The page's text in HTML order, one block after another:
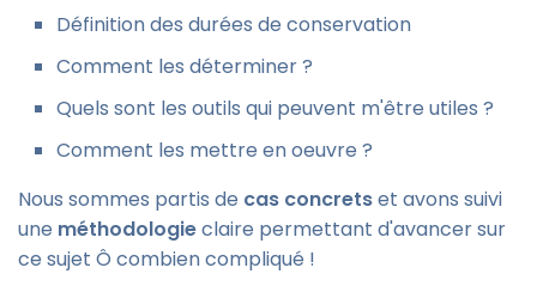
Définition des durées de conservation
Comment les déterminer ?
Quels sont les outils qui peuvent m'être utiles ?
Comment les mettre en oeuvre ?
Nous sommes partis de cas concretset avons suivi
une méthodologieclaire permettant d'avancer sur
ce sujet Ô combien compliqué !